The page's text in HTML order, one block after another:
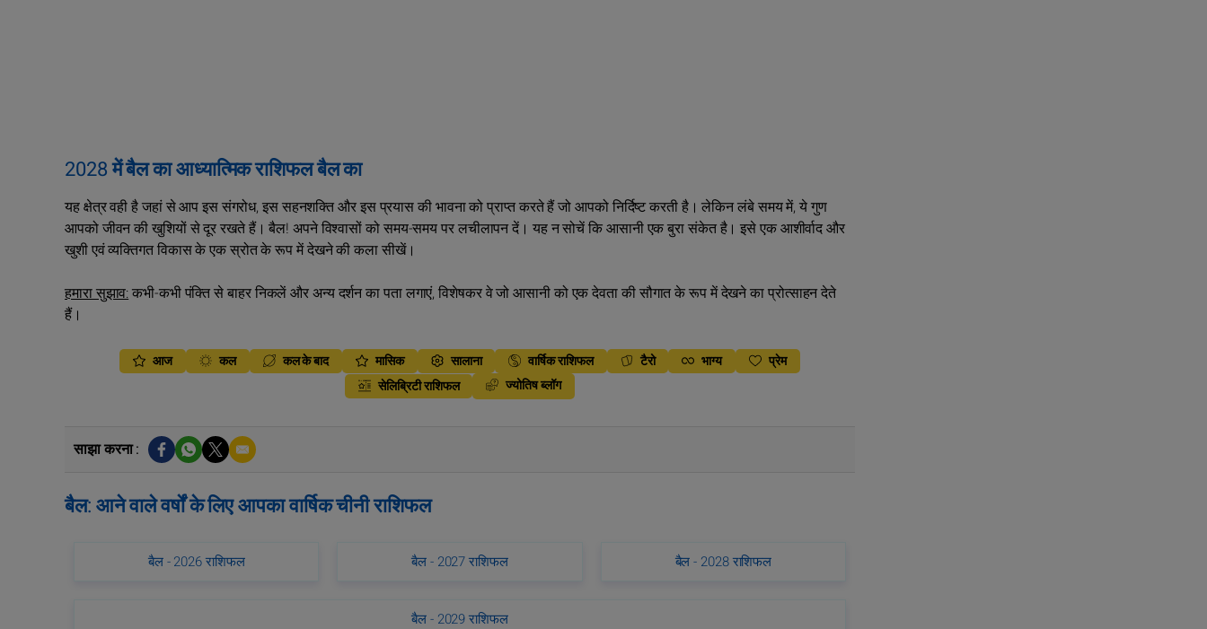
2028 में बैल का आध्यात्मिक राशिफल बैल का
यह क्षेत्र वही है जहां से आप इस संगरोध, इस सहनशक्ति और इस प्रयास की भावना को प्राप्त करते हैं जो आपको निर्दिष्ट करती है। लेकिन लंबे समय में, ये गुण
आपको जीवन की खुशियों से दूर रखते हैं। बैल! अपने विश्वासों को समय-समय पर लचीलापन दें। यह न सोचें कि आसानी एक बुरा संकेत है। इसे एक आशीर्वाद और
खुशी एवं व्यक्तिगत विकास के एक स्रोत के रूप में देखने की कला सीखें।
हमारा सुझाव:कभी-कभी पंक्ति से बाहर निकलें और अन्य दर्शन का पता लगाएं, विशेषकर वे जो आसानी को एक देवता की सौगात के रूप में देखने का प्रोत्साहन देते
हैं।
आज कल कल के बाद मासिक सालाना वार्षिक राशिफल टैरो भाग्य
प्रेम
सेलिब्रिटी राशिफल
ज्योतिष ब्लॉग
साझा करना :
बैल: आने वाले वर्षों के लिए आपका वार्षिक चीनी राशिफल
बैल - 2026 राशिफल बैल - 2027 राशिफल बैल - 2028 राशिफल
बैल - 2029 राशिफल